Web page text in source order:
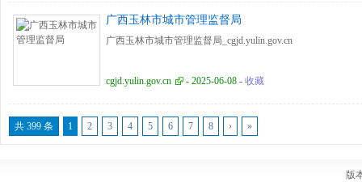
广西玉林市城市管理监督局
广西玉林市城市管理监督局_cgjd.yulin.gov.cn
cgjd.yulin.gov.cn - 2025-06-08 - 收藏
共 399 条 1 2 3 4 5 6 7 8 › »
版